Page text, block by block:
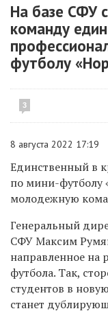
На базе СФУ
команду
футболу
3
8 августа 2022 17:19
Единственный в
по мини-футболу
молодежную
Генеральный
СФУ Максим
направленное на
футбола. Так,
студентов в
станет